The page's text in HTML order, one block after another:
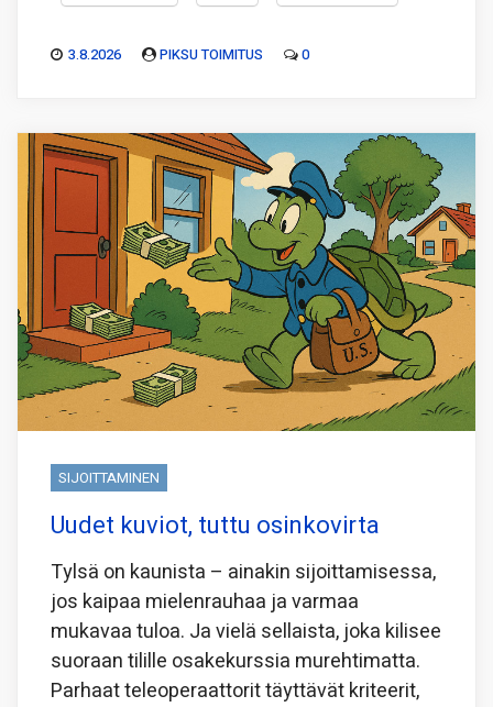
3.8.2026 PIKSU TOIMITUS 0
SIJOITTAMINEN
Uudet kuviot, tuttu osinkovirta
Tylsä on kaunista – ainakin sijoittamisessa,
jos kaipaa mielenrauhaa ja varmaa
mukavaa tuloa. Ja vielä sellaista, joka kilisee
suoraan tilille osakekurssia murehtimatta.
Parhaat teleoperaattorit täyttävät kriteerit,